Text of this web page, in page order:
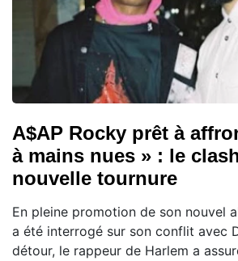
A$AP Rocky prêt à
à mains nues » : le
nouvelle tournure
En pleine promotion de son nouvel
a été interrogé sur son conflit avec
détour, le rappeur de Harlem a